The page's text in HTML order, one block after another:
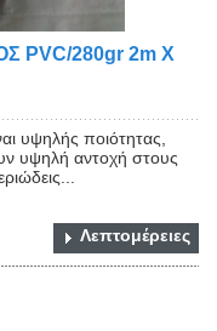
ΡVC/280gr 2m Χ
υψηλής ποιότητας,
υψηλή αντοχή στους
Λεπτομέρειες